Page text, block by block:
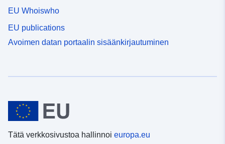
EU Whoiswho
EU publications
Avoimen datan portaalin sisäänkirjautuminen
Tätä verkkosivustoa hallinnoi europa.eu